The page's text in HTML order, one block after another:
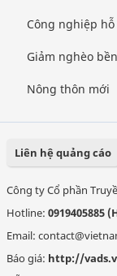
Công nghiệp
Giảm nghèo
Nông thôn mới
Liên hệ quảng cáo
Công ty Cổ phần
Hotline: 0919405885
Email:
Báo giá: http://